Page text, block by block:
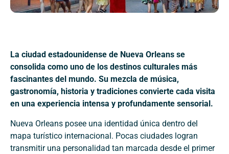
La ciudad estadounidense de Nueva Orleans se
consolida como uno de los destinos culturales más
fascinantes del mundo. Su mezcla de música,
gastronomía, historia y tradiciones convierte cada visita
en una experiencia intensa y profundamente sensorial.
Nueva Orleans posee una identidad única dentro del
mapa turístico internacional. Pocas ciudades logran
transmitir una personalidad tan marcada desde el primer